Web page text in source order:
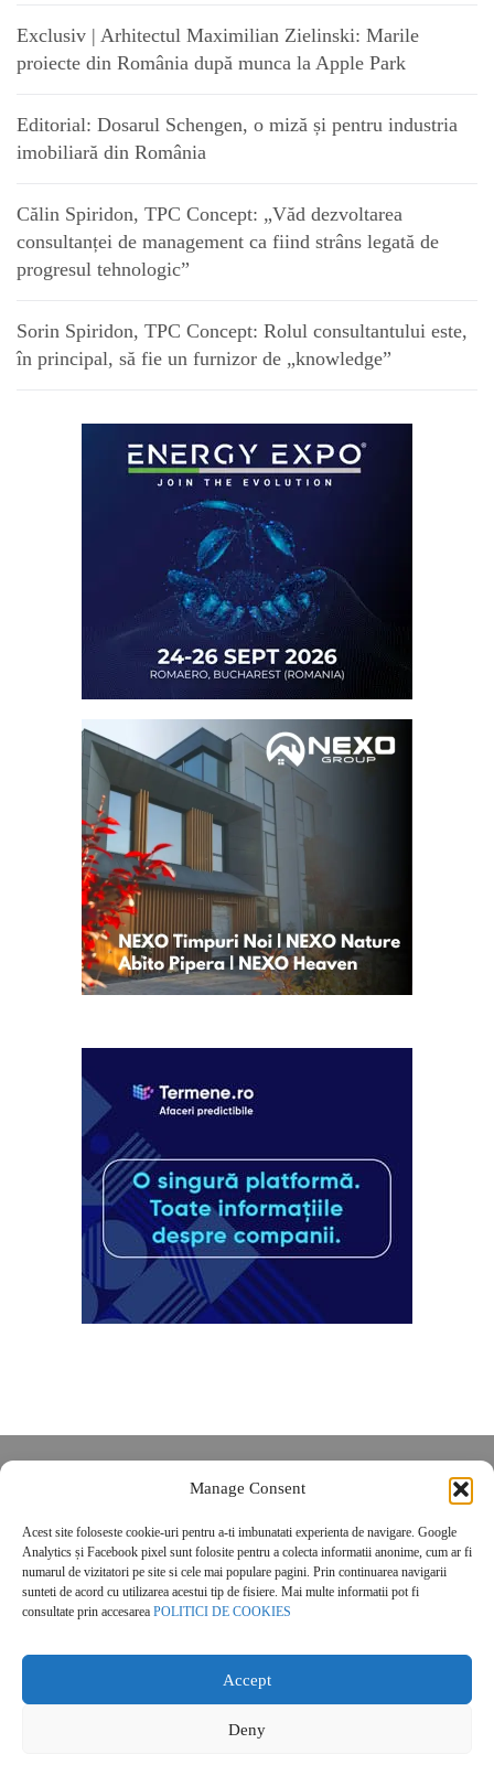
Manage Consent
Acest site foloseste cookie-uri pentru a-ti imbunatati experienta de navigare. Google
Analytics și Facebook pixel sunt folosite pentru a colecta informatii anonime, cum ar fi
numarul de vizitatori pe site si cele mai populare pagini. Prin continuarea navigarii
sunteti de acord cu utilizarea acestui tip de fisiere. Mai multe informatii pot fi
consultate prin accesarea POLITICI DE COOKIES
Accept
Deny
Exclusiv | Arhitectul Maximilian Zielinski: Marile
proiecte din România după munca la Apple Park
Editorial: Dosarul Schengen, o miză și pentru industria
imobiliară din România
Călin Spiridon, TPC Concept: „Văd dezvoltarea
consultanței de management ca fiind strâns legată de
progresul tehnologic”
Sorin Spiridon, TPC Concept: Rolul consultantului este,
în principal, să fie un furnizor de „knowledge”
POLITICĂ DE CONFIDENȚIALITATE
Politica de cookies
© 2026 Real Estate Magazine. All Rights Reserved.